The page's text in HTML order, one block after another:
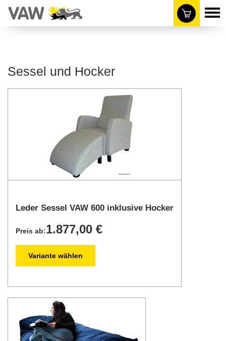
Sessel und Hocker
Leder Sessel VAW 600 inklusive Hocker
Preis ab:1.877,00 €
Variante wählen